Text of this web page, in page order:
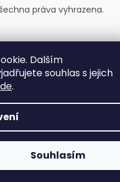
Dalším
souhlas s jejich
.
Souhlasím
práva vyhrazena.